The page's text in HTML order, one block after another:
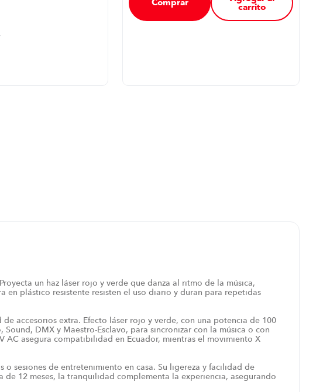
Comprar carrito
un haz láser rojo y verde que danza al ritmo de la música,
en plástico resistente resisten el uso diario y duran para repetidas
accesorios extra. Efecto láser rojo y verde, con una potencia de 100
DMX y Maestro-Esclavo, para sincronizar con la música o con
asegura compatibilidad en Ecuador, mientras el movimiento X
o sesiones de entretenimiento en casa. Su ligereza y facilidad de
12 meses, la tranquilidad complementa la experiencia, asegurando